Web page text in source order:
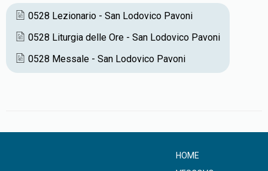
e
b
o
o
t
t
e
r
t
s
A
i
l
n
t
0528 Lezionario - San Lodovico Pavoni
0528 Liturgia delle Ore - San Lodovico Pavoni
0528 Messale - San Lodovico Pavoni
HOME